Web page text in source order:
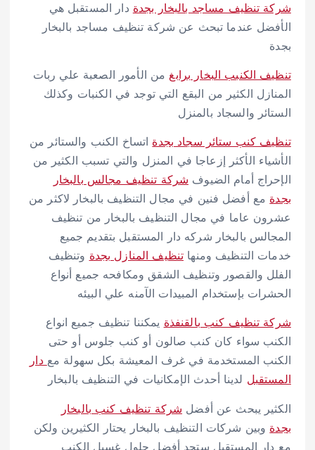
شركة تنظيف مساجد بالبخار بجدة دار المستقبل هي
الأفضل عندما تبحث عن شركة تنظيف مساجد بالبخار
بجدة
تنظيف الكنبب البخار برابغ من الأمور الصعبة علي ربات
المنازل الكثير من البقع التي توجد في الكنبات وكذلك
الستائر والسجاد بالمنزل
تنظيف كنب ستائر سجاد بجدة اتساخ الكنب والستائر من
الأشياء الأكثر إزعاجا في المنزل والتي تسبب الكثير من
الإحراج أمام الضيوف شركة تنظيف مجالس بالبخار
بجدة مع أفضل فنين في مجال التنظيف بالبخار لاكثر من
عشرون عاما في مجال التنظيف بالبخار من تنظيف
المجالس بالبخار شركه دار المستقبل بتقديم جميع
خدمات التنظيف ومنها تنظيف المنازل بجدة وتنظيف
الفلل والقصور وتنظيف الشقق ومكافحه جميع أنواع
الحشرات بإستخدام المبيدات الآمنه علي البيئه
شركة تنظيف كنب بالقنفذة يمكننا تنظيف جميع انواع
الكنب سواء كان كنب صالون أو كنب جلوس أو حتى
الكنب المستخدمة في غرف المعيشة بكل سهولة مع دار
المستقبل لدينا أحدث الإمكانيات في التنظيف بالبخار
الكثير يبحث عن أفضل شركة تنظيف كنب بالبخار
بجدة وبين شركات التنظيف بالبخار يحتار الكثيرين ولكن
مع دار المستقبل ستجد أفضل حلول غسيل الكنب